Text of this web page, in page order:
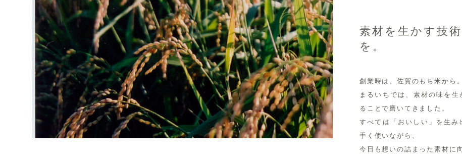
素材を生かす技
を。
創業時は、佐賀のもち米から。
まるいちでは、素材の味を
ることで磨いてきました。
すべては「おいしい」を生
手く使いながら、
今日も想いの詰まった素材に